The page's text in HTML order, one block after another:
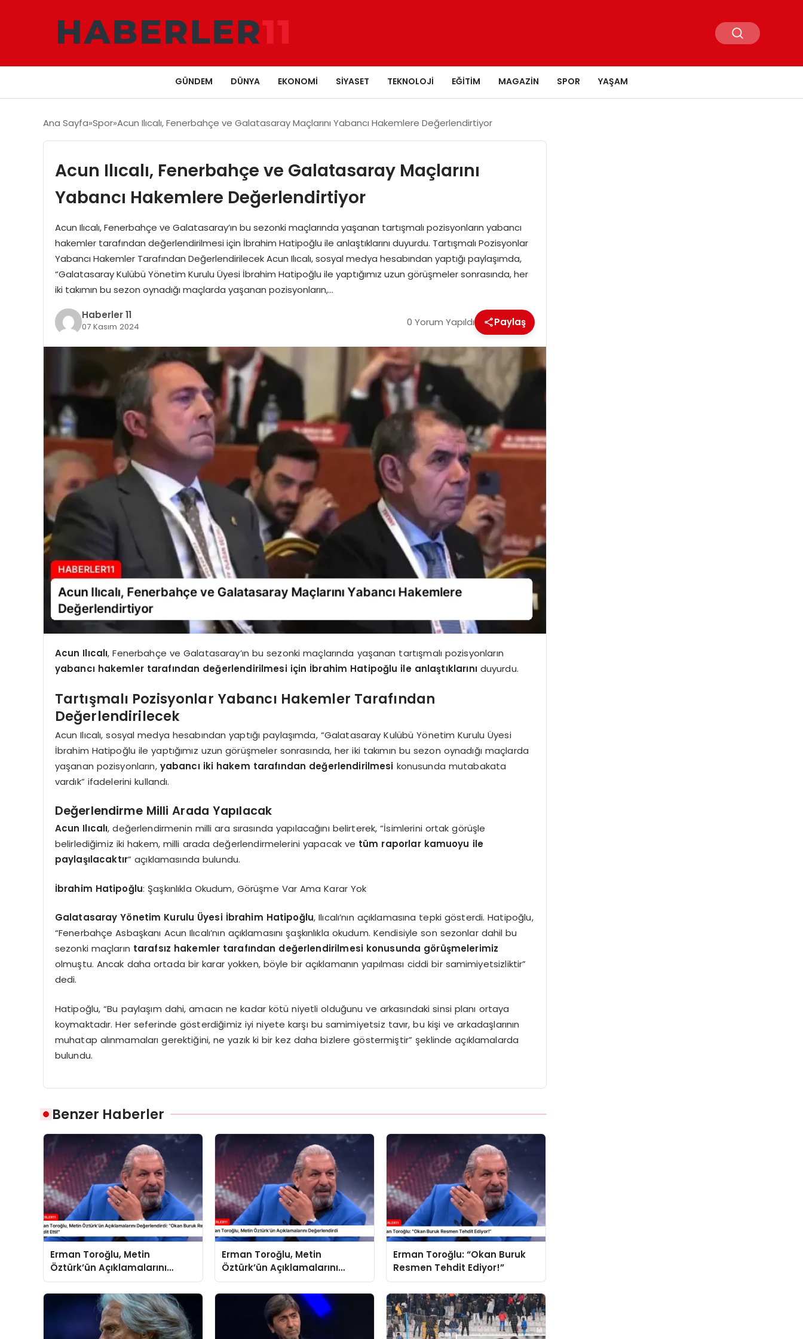
GÜNDEM DÜNYA EKONOMI SIYASET TEKNOLOJI EĞITIM MAGAZIN SPOR YAŞAM
Ana Sayfa Spor Acun Ilıcalı, Fenerbahçe ve Galatasaray Maçlarını Yabancı Hakemlere Değerlendirtiyor
Acun Ilıcalı, Fenerbahçe ve Galatasaray Maçlarını
Yabancı Hakemlere Değerlendirtiyor
Acun Ilıcalı, Fenerbahçe ve Galatasaray’ın bu sezonki maçlarında yaşanan tartışmalı pozisyonların yabancı
hakemler tarafından değerlendirilmesi için İbrahim Hatipoğlu ile anlaştıklarını duyurdu. Tartışmalı Pozisyonlar
Yabancı Hakemler Tarafından Değerlendirilecek Acun Ilıcalı, sosyal medya hesabından yaptığı paylaşımda,
“Galatasaray Kulübü Yönetim Kurulu Üyesi İbrahim Hatipoğlu ile yaptığımız uzun görüşmeler sonrasında, her
iki takımın bu sezon oynadığı maçlarda yaşanan pozisyonların,…
Haberler 11
07 Kasım 2024 0 Yorum Yapıldı Paylaş
Acun Ilıcalı, Fenerbahçe ve Galatasaray’ın bu sezonki maçlarında yaşanan tartışmalı pozisyonların
yabancı hakemler tarafından değerlendirilmesi için İbrahim Hatipoğlu ile anlaştıklarınıduyurdu.
Tartışmalı Pozisyonlar Yabancı Hakemler Tarafından
Değerlendirilecek
Acun Ilıcalı, sosyal medya hesabından yaptığı paylaşımda, “Galatasaray Kulübü Yönetim Kurulu Üyesi
İbrahim Hatipoğlu ile yaptığımız uzun görüşmeler sonrasında, her iki takımın bu sezon oynadığı maçlarda
yaşanan pozisyonların, yabancı iki hakem tarafından değerlendirilmesi konusunda mutabakata
vardık” ifadelerini kullandı.
Değerlendirme Milli Arada Yapılacak
Acun Ilıcalı, değerlendirmenin milli ara sırasında yapılacağını belirterek, “İsimlerini ortak görüşle
belirlediğimiz iki hakem, milli arada değerlendirmelerini yapacak ve tüm raporlar kamuoyu ile
paylaşılacaktır” açıklamasında bulundu.
İbrahim Hatipoğlu: Şaşkınlıkla Okudum, Görüşme Var Ama Karar Yok
Galatasaray Yönetim Kurulu Üyesi İbrahim Hatipoğlu, Ilıcalı’nın açıklamasına tepki gösterdi. Hatipoğlu,
“Fenerbahçe Asbaşkanı Acun Ilıcalı’nın açıklamasını şaşkınlıkla okudum. Kendisiyle son sezonlar dahil bu
sezonki maçların tarafsız hakemler tarafından değerlendirilmesi konusunda görüşmelerimiz
olmuştu. Ancak daha ortada bir karar yokken, böyle bir açıklamanın yapılması ciddi bir samimiyetsizliktir”
dedi.
Hatipoğlu, “Bu paylaşım dahi, amacın ne kadar kötü niyetli olduğunu ve arkasındaki sinsi planı ortaya
koymaktadır. Her seferinde gösterdiğimiz iyi niyete karşı bu samimiyetsiz tavır, bu kişi ve arkadaşlarının
muhatap alınmamaları gerektiğini, ne yazık ki bir kez daha bizlere göstermiştir” şeklinde açıklamalarda
bulundu.
Benzer Haberler
Erman Toroğlu, Metin
Öztürk’ün Açıklamalarını
Değerlendirdi: “Okan Buruk
Resmen Tehdit Etti!”
Erman Toroğlu, Metin
Öztürk’ün Açıklamalarını
Değerlendirdi
Erman Toroğlu: “Okan Buruk
Resmen Tehdit Ediyor!”